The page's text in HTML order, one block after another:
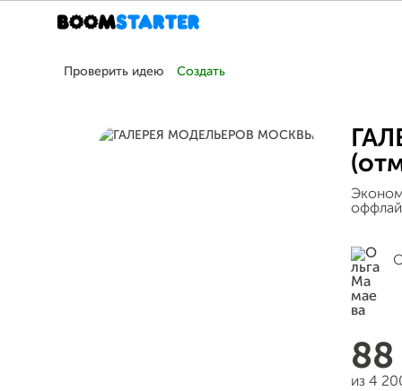
Проверить идею Создать
из 4